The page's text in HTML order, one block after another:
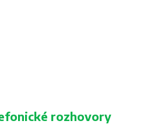
rozhovory